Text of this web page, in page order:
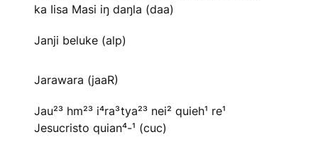
ka Iisa Masi iŋ daŋla (daa)
Janji beluke (alp)
Jarawara (jaaR)
Jau²³ hm²³ i⁴ra³tya²³ nei² quieh¹ re¹
Jesucristo quian⁴-¹ (cuc)